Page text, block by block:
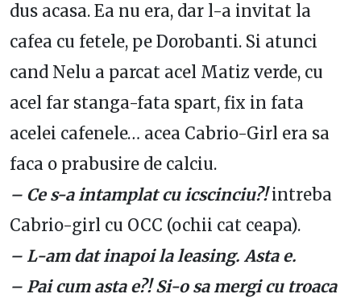
dus acasa. Ea nu era, dar l-a invitat la
cafea cu fetele, pe Dorobanti. Si atunci
cand Nelu a parcat acel Matiz verde, cu
acel far stanga-fata spart, fix in fata
acelei cafenele… acea Cabrio-Girl era sa
faca o prabusire de calciu.
– Ce s-a intamplat cu icscinciu?!intreba
Cabrio-girl cu OCC (ochii cat ceapa).
– L-am dat inapoi la leasing. Asta e.
– Pai cum asta e?! Si-o sa mergi cu troaca